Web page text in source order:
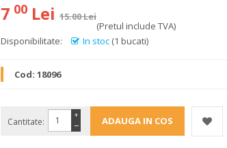
7 00 Lei 15.00 Lei
(Pretul include TVA)
Disponibilitate:
In stoc (1 bucati)
Cod: 18096
Cantitate: −
+